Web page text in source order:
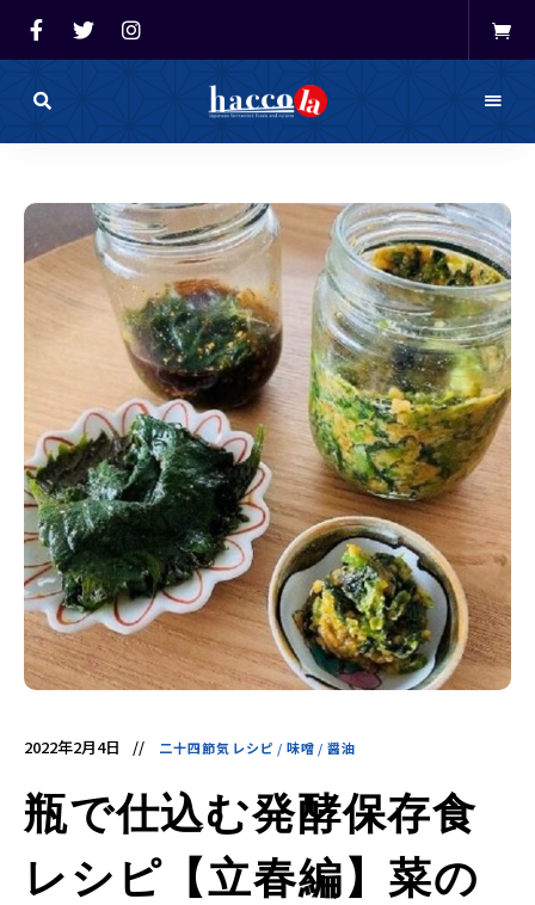
発酵ライ
フを楽し
む「ハッ
コラ」
は
発
酵
ラ
イ
フ
を
楽
し
む
た
め
の
メ
デ
ィ
ア
で
す。
発
酵
食
品
の
レ
シ
ピ
や
ニ
ュ
を
お
け
し
ま
す。
本
と
2022年2月4日 二十四節気レシピ / 味噌 / 醤油
瓶で仕込む発酵保存食
レシピ【立春編】菜の